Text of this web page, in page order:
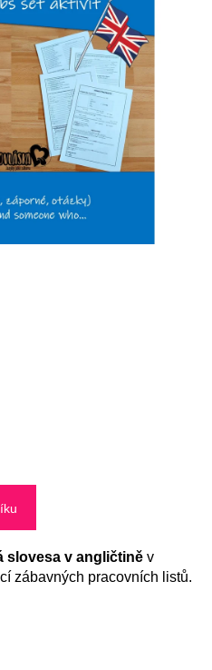
slovesa v angličtině v
zábavných pracovních listů.